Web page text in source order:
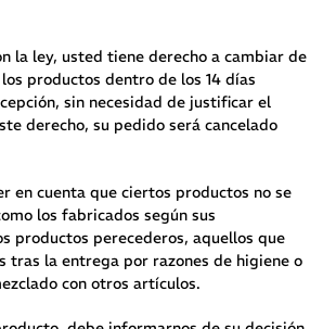
la ley, usted tiene derecho a cambiar de
productos dentro de los 14 días
sin necesidad de justificar el
derecho, su pedido será cancelado
en cuenta que ciertos productos no se
los fabricados según sus
productos perecederos, aquellos que
tras la entrega por razones de higiene o
con otros artículos.